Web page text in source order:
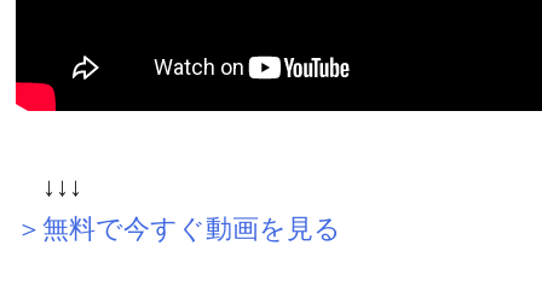
↓↓↓
＞無料で今すぐ動画を見る